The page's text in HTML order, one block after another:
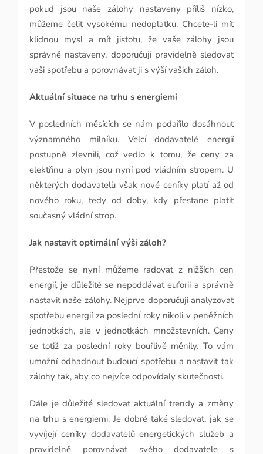
pokud jsou naše zálohy nastaveny příliš nízko,
můžeme čelit vysokému nedoplatku. Chcete-li mít
klidnou mysl a mít jistotu, že vaše zálohy jsou
správně nastaveny, doporučuji pravidelně sledovat
vaši spotřebu a porovnávat ji s výší vašich záloh.
Aktuální situace na trhu s energiemi
V posledních měsících se nám podařilo dosáhnout
významného milníku. Velcí dodavatelé energií
postupně zlevnili, což vedlo k tomu, že ceny za
elektřinu a plyn jsou nyní pod vládním stropem. U
některých dodavatelů však nové ceníky platí až od
nového roku, tedy od doby, kdy přestane platit
současný vládní strop.
Jak nastavit optimální výši záloh?
Přestože se nyní můžeme radovat z nižších cen
energií, je důležité se nepoddávat euforii a správně
nastavit naše zálohy. Nejprve doporučuji analyzovat
spotřebu energií za poslední roky nikoli v peněžních
jednotkách, ale v jednotkách množstevních. Ceny
se totiž za poslední roky bouřlivě měnily. To vám
umožní odhadnout budoucí spotřebu a nastavit tak
zálohy tak, aby co nejvíce odpovídaly skutečnosti.
Dále je důležité sledovat aktuální trendy a změny
na trhu s energiemi. Je dobré také sledovat, jak se
vyvíjejí ceníky dodavatelů energetických služeb a
pravidelně porovnávat svého dodavatele s